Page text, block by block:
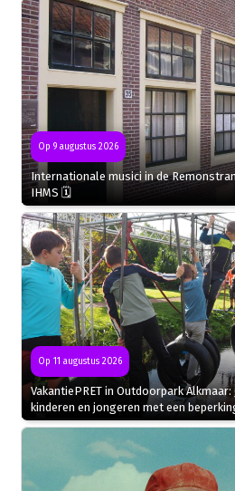
Op 9 augustus 2026
Internationale musici in de
IHMS 🗓
Op 11 augustus 2026
VakantiePRET in Outdoorpark
kinderen en jongeren met een